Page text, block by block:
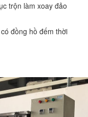
trộn làm xoay đảo
đồng hồ đếm thời